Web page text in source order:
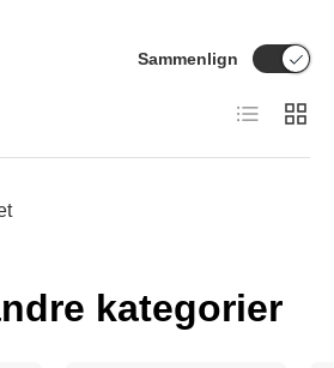
Sammenlign
Produktliste
kategorier